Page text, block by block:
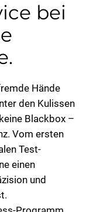
search
result.
swipe
bei
Hände
den Kulissen
Blackbox –
Vom ersten
Test-
einen
und